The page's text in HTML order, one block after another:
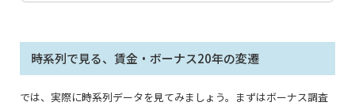
時系列で見る、賃金・ボーナス20年の変遷
では、実際に時系列データを見てみましょう。 まずはボーナス調査